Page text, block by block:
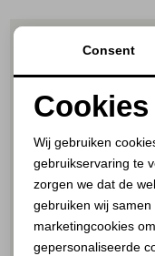
Analytische
Marketing
Consent
Cookies
Wij gebruiken
gebruikservaring te
zorgen we dat de
gebruiken wij samen
marketingcookies
gepersonaliseerde